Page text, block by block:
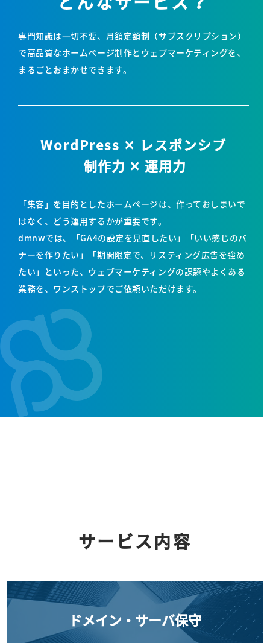
専門知識は一切不要、月額定額制（サブスクリプション）
で高品質なホームページ制作とウェブマーケティングを、
まるごとおまかせできます。
WordPress ✕ レスポンシブ
制作力 ✕ 運用力
「集客」を目的としたホームページは、作っておしまいで
はなく、どう運用するかが重要です。
dmnwでは、「GA4の設定を見直したい」「いい感じのバ
ナーを作りたい」
「期間限定で、リスティング広告を強め
たい」といった、 ウェブマーケティングの課題やよくある
業務を、ワンストップでご依頼いただけます。
サービス内容
ドメイン・サーバ保守